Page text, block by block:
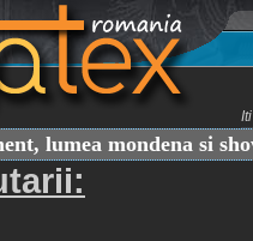
lumea mondena si